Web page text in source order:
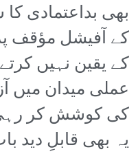
بھی بداعتمادی
کے آفیشل مؤقف
کے یقین نہیں
عملی میدان میں
کی کوشش کر
یہ بھی قابلِ